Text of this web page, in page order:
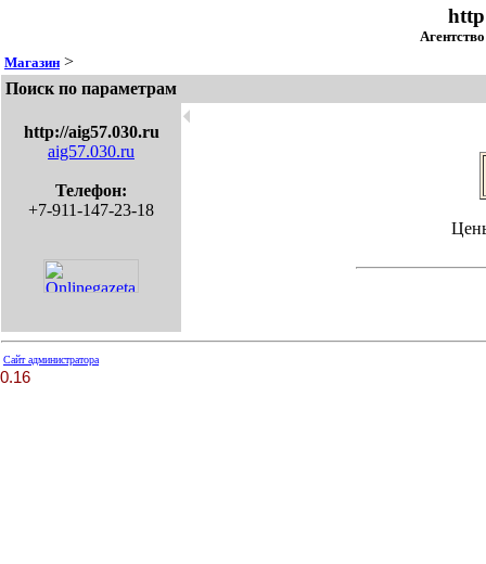
Магазин >
Поиск по параметрам
http://aig57.030.ru
aig57.030.ru
Телефон:
+7-911-147-23-18
🞀
Сайт администратора
0.16